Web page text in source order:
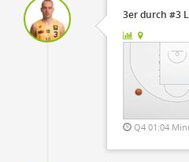
3er durch #3
Q4 01:04